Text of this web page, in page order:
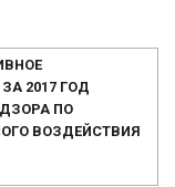
2017 ГОД
ПО
ВОЗДЕЙСТВИЯ